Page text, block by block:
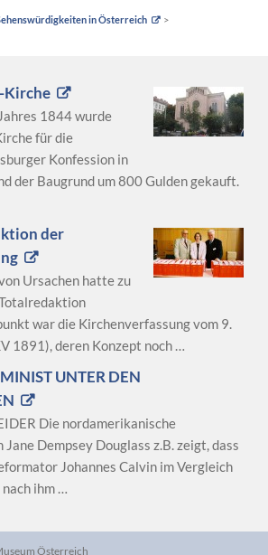
in Österreich
Kirche
1844 wurde
für die
Konfession in
der Baugrund um 800 Gulden gekauft.
der
Ursachen hatte zu
war die Kirchenverfassung vom 9.
1891), deren Konzept noch …
UNTER DEN
Die nordamerikanische
Dempsey Douglass z.B. zeigt, dass
Johannes Calvin im Vergleich
ihm …
Österreich